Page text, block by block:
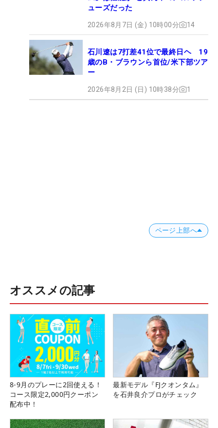
ューズだった
2026年8月7日 (金) 10時00分 14
石川遼は7打差41位で最終日ヘ 19
歳のB・ブラウンら首位/米下部ツア
ー
2026年8月2日 (日) 10時38分 1
ページ上部へ
オススメの記事
8-9月のプレーに2回使える！
コース限定2,000円クーポン
配布中！
最新モデル『FJクオンタム』
を石井良介プロがチェック